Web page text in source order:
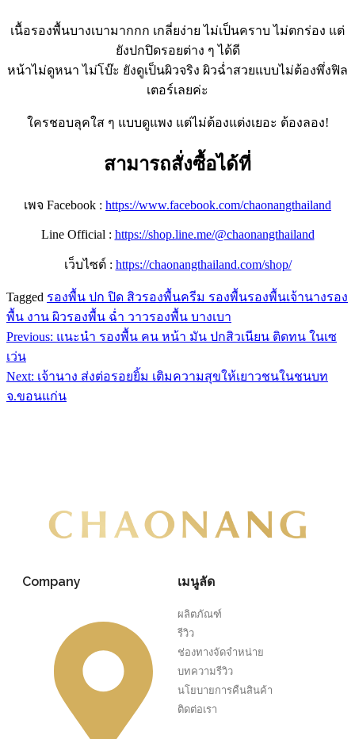
เนื้อรองพื้นบางเบามากกก เกลี่ยง่าย ไม่เป็นคราบ ไม่ตกร่อง แต่
ยังปกปิดรอยต่าง ๆ ได้ดี
หน้าไม่ดูหนา ไม่โบ๊ะ ยังดูเป็นผิวจริง ผิวฉ่ำสวยแบบไม่ต้องพึ่งฟิล
เตอร์เลยค่ะ
ใครชอบลุคใส ๆ แบบดูแพง แต่ไม่ต้องแต่งเยอะ ต้องลอง!
สามารถสั่งซื้อได้ที่
เพจ Facebook : https://www.facebook.com/chaonangthailand
Line Official : https://shop.line.me/@chaonangthailand
เว็บไซต์ : https://chaonangthailand.com/shop/
Tagged รองพื้น ปก ปิด สิวรองพื้นครีม รองพื้นรองพื้นเจ้านางรอง
พื้น งาน ผิวรองพื้น ฉ่ำ วาวรองพื้น บางเบา
Previous: แนะนำ รองพื้น คน หน้า มัน ปกสิวเนียน ติดทน ในเซ
เว่น
Next: เจ้านาง ส่งต่อรอยยิ้ม เติมความสุขให้เยาวชนในชนบท
จ.ขอนแก่น
Company เมนูลัด
ผลิตภัณฑ์
รีวิว
ช่องทางจัดจำหน่าย
บทความรีวิว
นโยบายการคืนสินค้า
ติดต่อเรา